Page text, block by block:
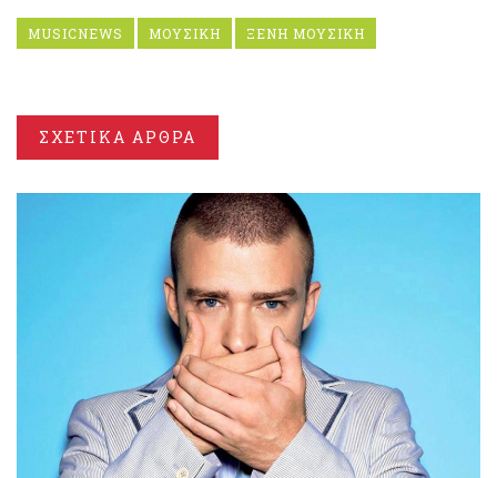
MUSICNEWS ΜΟΥΣΙΚΗ ΞΕΝΗ ΜΟΥΣΙΚΗ
ΣΧΕΤΙΚΑ ΑΡΘΡΑ